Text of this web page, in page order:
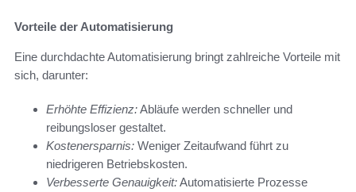
Vorteile der Automatisierung
Eine durchdachte Automatisierung bringt zahlreiche Vorteile mit
sich, darunter:
Erhöhte Effizienz:Abläufe werden schneller und
reibungsloser gestaltet.
Kostenersparnis: Weniger Zeitaufwand führt zu
niedrigeren Betriebskosten.
Verbesserte Genauigkeit:Automatisierte Prozesse